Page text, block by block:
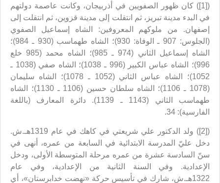
([1]) كان ظهور الصفويين في أذربيجان، وكانت عاصمة دولتهم
في البدء مدينة تبريز، ثم انتقلت إلى مدينة قزوين، ثم انتقلت إلى
إصفهان. من ملوكهم المعروفين: الشاه إسماعيل الصفوي
(الجلوس: 907 ـ الوفاة: 930)؛ الشاه طهماسب (930 ـ 984)؛
الشاه إسماعيل الثاني (974 ـ 985)؛ الشاه محمد (985 خلع
996)؛ الشاه عباس الكبير (996 ـ 1038)؛ الشاه صفي (1038 ـ
1052)؛ الشاه عباس الثاني (1052 ـ 1078)؛ الشاه سليمان
(1078 ـ 1106)؛ الشاه سلطان حسين (1106 ـ 1130)؛ الشاه
طهماسب الثاني (1143 ـ 1139). دائرة المعارف (باللغة
الفارسية): 34.
([2]) ولد الدكتور علي شريعتي في كاهك في عام 1319هـ.ش.
دخل عليّ المدرسة الابتدائية في السابعة من عمره، أنهى في
سنّ السادسة عشرة من عمره مرحلة المتوسطة الأولى، ودخل
الإعدادية. وفي السنة الثانية من الإعدادية، وفي عام
1322هـ.ش، شارك في تأسيس حركة «نهضت خدابرستان»، أي